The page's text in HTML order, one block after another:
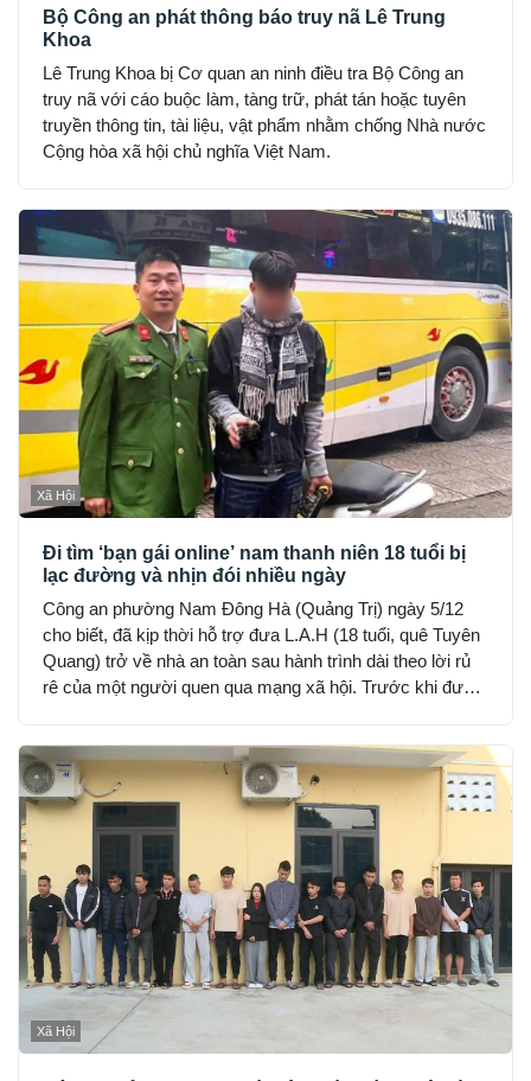
Bộ Công an phát thông báo truy nã Lê Trung
Khoa
Lê Trung Khoa bị Cơ quan an ninh điều tra Bộ Công an
truy nã với cáo buộc làm, tàng trữ, phát tán hoặc tuyên
truyền thông tin, tài liệu, vật phẩm nhằm chống Nhà nước
Cộng hòa xã hội chủ nghĩa Việt Nam.
Xã Hội
Đi tìm ‘bạn gái online’ nam thanh niên 18 tuổi bị
lạc đường và nhịn đói nhiều ngày
Công an phường Nam Đông Hà (Quảng Trị) ngày 5/12
cho biết, đã kịp thời hỗ trợ đưa L.A.H (18 tuổi, quê Tuyên
Quang) trở về nhà an toàn sau hành trình dài theo lời rủ
rê của một người quen qua mạng xã hội. Trước khi được
Xã Hội